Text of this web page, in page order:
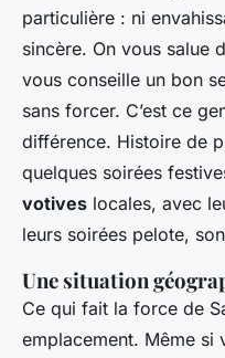
particulière : ni
sincère. On vous salue
vous conseille un bon
sans forcer. C’est ce
différence. Histoire de
quelques soirées
votives locales, avec
leurs soirées pelote,
Une situation
Ce qui fait la force de
emplacement. Même si